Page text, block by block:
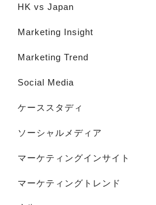
HK vs Japan
Marketing Insight
Marketing Trend
Social Media
ケーススタディ
ソーシャルメディア
マーケティングインサイト
マーケティングトレンド